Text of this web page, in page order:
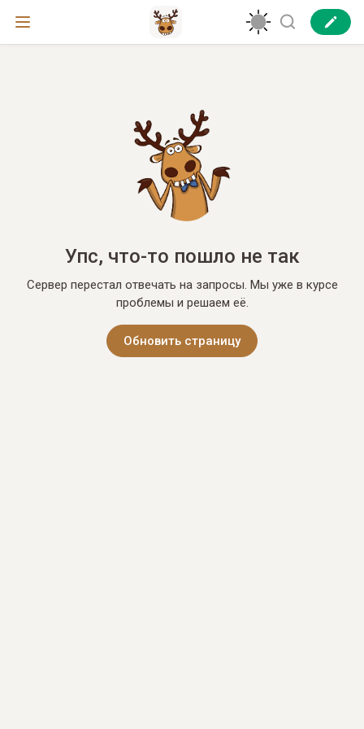
Упс, что-то пошло не так
Сервер перестал отвечать на запросы. Мы уже в курсе
проблемы и решаем её.
Обновить страницу